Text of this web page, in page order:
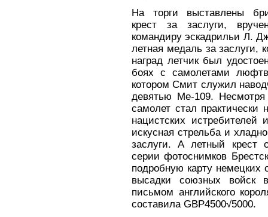
На торги выставлены
крест за заслуги,
командиру эскадрильи Л.
летная медаль за заслуги,
наград летчик был
боях с самолетами
котором Смит служил
девятью Ме-109. Несмотря
самолет стал
нацистских
искусная стрельба и
заслуги. А летный крест
серии фотоснимков
подробную карту немецких
высадки союзных войск
письмом английского
составила GBP4500√5000.